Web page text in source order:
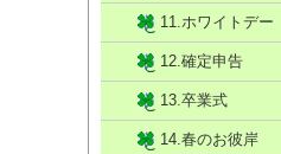
11.ホワイトデー
12.確定申告
13.卒業式
14.春のお彼岸